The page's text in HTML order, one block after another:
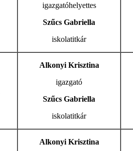
igazgatóhelyettes
Szűcs Gabriella
iskolatitkár
Alkonyi Krisztina
igazgató
Szűcs Gabriella
iskolatitkár
Alkonyi Krisztina